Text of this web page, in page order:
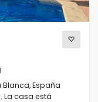
España
La casa está